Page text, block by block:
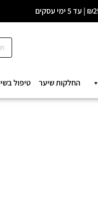
החלקות שיער טיפול